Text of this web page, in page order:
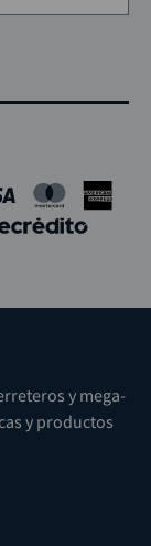
y mega-
y productos